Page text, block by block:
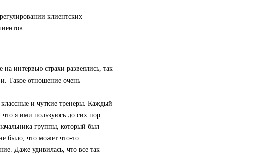
клиентских
интервью страхи развеялись, так
Такое отношение очень
и чуткие тренеры. Каждый
я ими пользуюсь до сих пор.
группы, который был
было, что может что-то
Даже удивилась, что все так